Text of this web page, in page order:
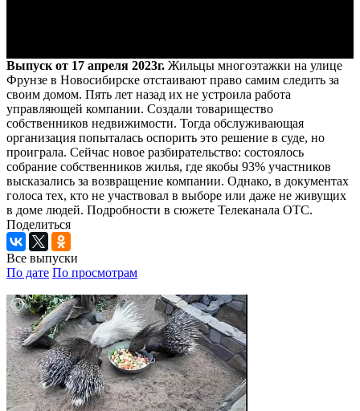
Выпуск от 17 апреля 2023г. Жильцы многоэтажки на улице
Фрунзе в Новосибирске отстаивают право самим следить за
своим домом. Пять лет назад их не устроила работа
управляющей компании. Создали товарищество
собственников недвижимости. Тогда обслуживающая
организация попыталась оспорить это решение в суде, но
проиграла. Сейчас новое разбирательство: состоялось
собрание собственников жилья, где якобы 93% участников
высказались за возвращение компании. Однако, в документах
голоса тех, кто не участвовал в выборе или даже не живущих
в доме людей. Подробности в сюжете Телеканала ОТС.
Поделиться
Все выпуски
По дате По просмотрам